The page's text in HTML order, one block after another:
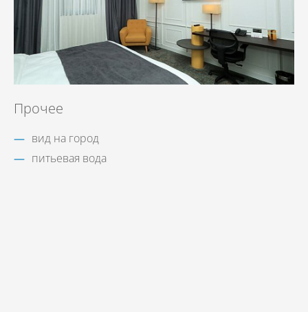
Прочее
вид на город
питьевая вода